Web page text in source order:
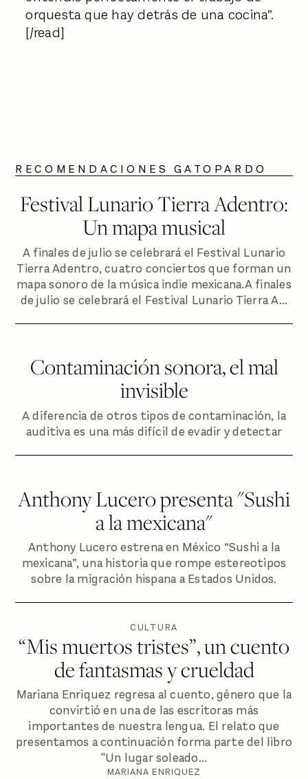
orquesta que hay detrás de una cocina”.
[/read]
RECOMENDACIONES GATOPARDO
Festival Lunario Tierra Adentro:
Un mapa musical
A finales de julio se celebrará el Festival Lunario
Tierra Adentro, cuatro conciertos que forman un
mapa sonoro de la música indie mexicana.A finales
de julio se celebrará el Festival Lunario Tierra A...
Contaminación sonora, el mal
invisible
A diferencia de otros tipos de contaminación, la
auditiva es una más difícil de evadir y detectar
Anthony Lucero presenta "Sushi
a la mexicana"
Anthony Lucero estrena en México “Sushi a la
mexicana”, una historia que rompe estereotipos
sobre la migración hispana a Estados Unidos.
CULTURA
“Mis muertos tristes”, un cuento
de fantasmas y crueldad
Mariana Enriquez regresa al cuento, género que la
convirtió en una de las escritoras más
importantes de nuestra lengua. El relato que
presentamos a continuación forma parte del libro
"Un lugar soleado...
MARIANA ENRIQUEZ